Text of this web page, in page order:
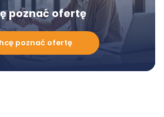
poznać ofertę
poznać ofertę